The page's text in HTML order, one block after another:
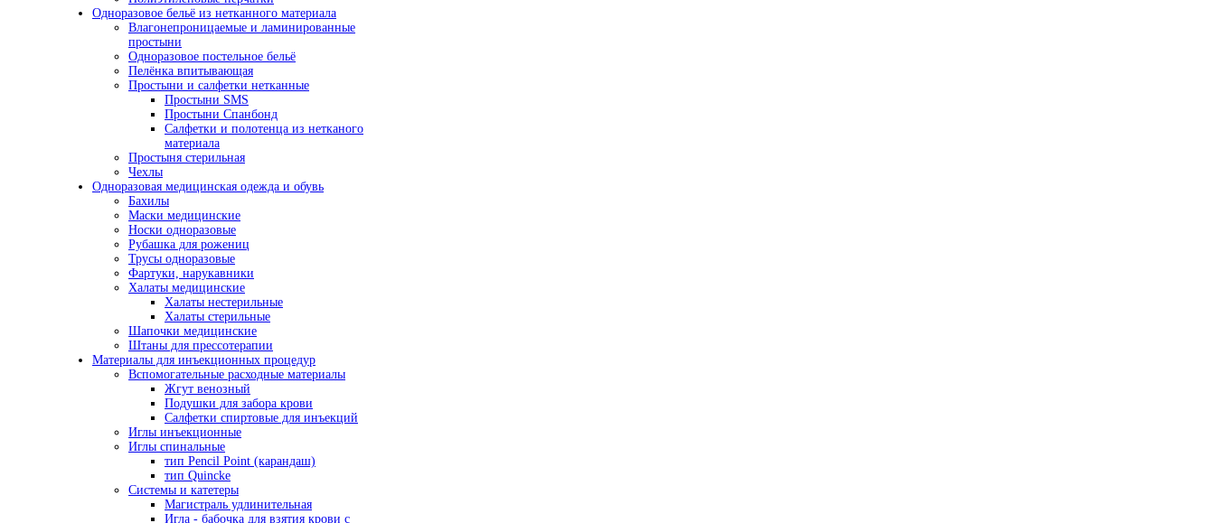
Одноразовое бельё из нетканного материала
Влагонепроницаемые и ламинированные
простыни
Одноразовое постельное бельё
Пелёнка впитывающая
Простыни и салфетки нетканные
Простыни SMS
Простыни Спанбонд
Салфетки и полотенца из нетканого
материала
Простыня стерильная
Чехлы
Одноразовая медицинская одежда и обувь
Бахилы
Маски медицинские
Носки одноразовые
Рубашка для рожениц
Трусы одноразовые
Фартуки, нарукавники
Халаты медицинские
Халаты нестерильные
Халаты стерильные
Шапочки медицинские
Штаны для прессотерапии
Материалы для инъекционных процедур
Вспомогательные расходные материалы
Жгут венозный
Подушки для забора крови
Салфетки спиртовые для инъекций
Иглы инъекционные
Иглы спинальные
тип Pencil Point (карандаш)
тип Quincke
Системы и катетеры
Магистраль удлинительная
Игла - бабочка для взятия крови с